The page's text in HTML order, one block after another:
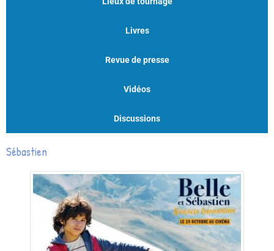
Livres
Revue de presse
Vidéos
Discussions
Sébastien